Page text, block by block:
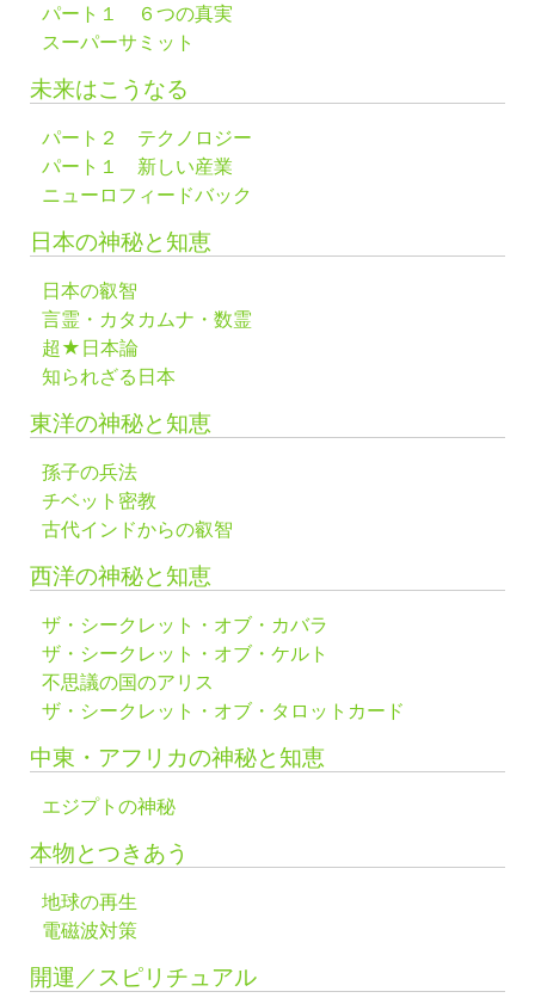
パート１ ６つの真実
スーパーサミット
未来はこうなる
パート２ テクノロジー
パート１ 新しい産業
ニューロフィードバック
日本の神秘と知恵
日本の叡智
言霊・カタカムナ・数霊
超★日本論
知られざる日本
東洋の神秘と知恵
孫子の兵法
チベット密教
古代インドからの叡智
西洋の神秘と知恵
ザ・シークレット・オブ・カバラ
ザ・シークレット・オブ・ケルト
不思議の国のアリス
ザ・シークレット・オブ・タロットカード
中東・アフリカの神秘と知恵
エジプトの神秘
本物とつきあう
地球の再生
電磁波対策
開運／スピリチュアル